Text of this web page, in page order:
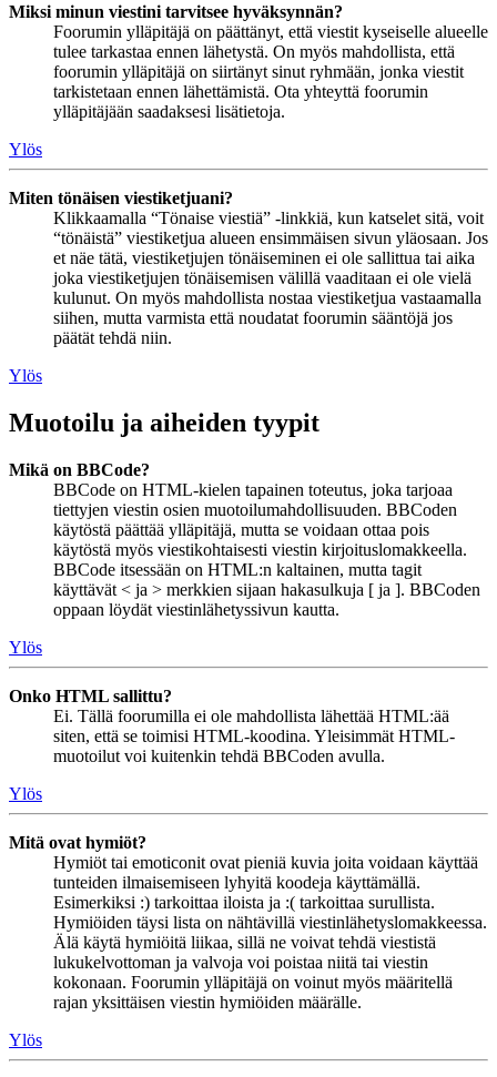
Miksi minun viestini tarvitsee hyväksynnän?
Foorumin ylläpitäjä on päättänyt, että viestit kyseiselle alueelle
tulee tarkastaa ennen lähetystä. On myös mahdollista, että
foorumin ylläpitäjä on siirtänyt sinut ryhmään, jonka viestit
tarkistetaan ennen lähettämistä. Ota yhteyttä foorumin
ylläpitäjään saadaksesi lisätietoja.
Ylös
Miten tönäisen viestiketjuani?
Klikkaamalla “Tönaise viestiä” -linkkiä, kun katselet sitä, voit
“tönäistä” viestiketjua alueen ensimmäisen sivun yläosaan. Jos
et näe tätä, viestiketjujen tönäiseminen ei ole sallittua tai aika
joka viestiketjujen tönäisemisen välillä vaaditaan ei ole vielä
kulunut. On myös mahdollista nostaa viestiketjua vastaamalla
siihen, mutta varmista että noudatat foorumin sääntöjä jos
päätät tehdä niin.
Ylös
Muotoilu ja aiheiden tyypit
Mikä on BBCode?
BBCode on HTML-kielen tapainen toteutus, joka tarjoaa
tiettyjen viestin osien muotoilumahdollisuuden. BBCoden
käytöstä päättää ylläpitäjä, mutta se voidaan ottaa pois
käytöstä myös viestikohtaisesti viestin kirjoituslomakkeella.
BBCode itsessään on HTML:n kaltainen, mutta tagit
käyttävät < ja > merkkien sijaan hakasulkuja [ ja ]. BBCoden
oppaan löydät viestinlähetyssivun kautta.
Ylös
Onko HTML sallittu?
Ei. Tällä foorumilla ei ole mahdollista lähettää HTML:ää
siten, että se toimisi HTML-koodina. Yleisimmät HTML-
muotoilut voi kuitenkin tehdä BBCoden avulla.
Ylös
Mitä ovat hymiöt?
Hymiöt tai emoticonit ovat pieniä kuvia joita voidaan käyttää
tunteiden ilmaisemiseen lyhyitä koodeja käyttämällä.
Esimerkiksi :) tarkoittaa iloista ja :( tarkoittaa surullista.
Hymiöiden täysi lista on nähtävillä viestinlähetyslomakkeessa.
Älä käytä hymiöitä liikaa, sillä ne voivat tehdä viestistä
lukukelvottoman ja valvoja voi poistaa niitä tai viestin
kokonaan. Foorumin ylläpitäjä on voinut myös määritellä
rajan yksittäisen viestin hymiöiden määrälle.
Ylös